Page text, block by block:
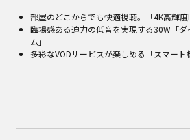
部屋のどこからでも快適視聴。「4K高輝
臨場感ある迫力の低音を実現する30W「
ム」
多彩なVODサービスが楽しめる「スマート